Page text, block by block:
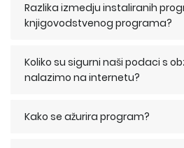
Razlika izmedju instaliranih
knjigovodstvenog programa?
Koliko su sigurni naši podaci s
nalazimo na internetu?
Kako se ažurira program?